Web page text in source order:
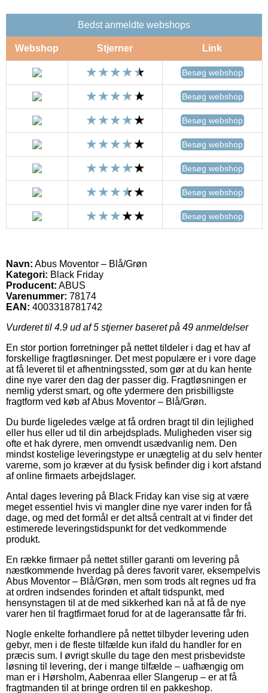
Bedst anmeldte webshops
Webshop Stjerner Link
Besøg webshop
Besøg webshop
Besøg webshop
Besøg webshop
Besøg webshop
Besøg webshop
Besøg webshop
Navn: Abus Moventor – Blå/Grøn
Kategori: Black Friday
Producent: ABUS
Varenummer: 78174
EAN: 4003318781742
Vurderet til 4.9 ud af 5 stjerner baseret på 49 anmeldelser
En stor portion forretninger på nettet tildeler i dag et hav af
forskellige fragtløsninger. Det mest populære er i vore dage
at få leveret til et afhentningssted, som gør at du kan hente
dine nye varer den dag der passer dig. Fragtløsningen er
nemlig yderst smart, og ofte ydermere den prisbilligste
fragtform ved køb af Abus Moventor – Blå/Grøn.
Du burde ligeledes vælge at få ordren bragt til din lejlighed
eller hus eller ud til din arbejdsplads. Muligheden viser sig
ofte et hak dyrere, men omvendt usædvanlig nem. Den
mindst kostelige leveringstype er unægtelig at du selv henter
varerne, som jo kræver at du fysisk befinder dig i kort afstand
af online firmaets arbejdslager.
Antal dages levering på Black Friday kan vise sig at være
meget essentiel hvis vi mangler dine nye varer inden for få
dage, og med det formål er det altså centralt at vi finder det
estimerede leveringstidspunkt for det vedkommende
produkt.
En række firmaer på nettet stiller garanti om levering på
næstkommende hverdag på deres favorit varer, eksempelvis
Abus Moventor – Blå/Grøn, men som trods alt regnes ud fra
at ordren indsendes forinden et aftalt tidspunkt, med
hensynstagen til at de med sikkerhed kan nå at få de nye
varer hen til fragtfirmaet forud for at de lageransatte får fri.
Nogle enkelte forhandlere på nettet tilbyder levering uden
gebyr, men i de fleste tilfælde kun ifald du handler for en
præcis sum. I øvrigt skulle du tage den mest prisbevidste
løsning til levering, der i mange tilfælde – uafhængig om
man er i Hørsholm, Aabenraa eller Slangerup – er at få
fragtmanden til at bringe ordren til en pakkeshop.